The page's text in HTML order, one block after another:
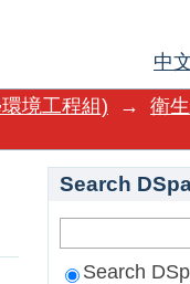
中
境工程組) → 衛
Search
Search